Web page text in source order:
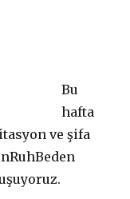
Bu
hafta
ve şifa